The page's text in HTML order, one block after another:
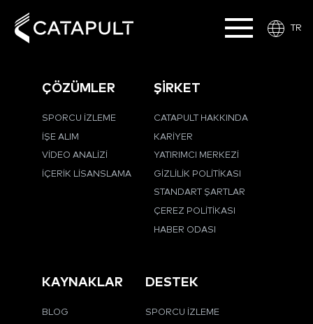
TR
ÇÖZÜMLER
SPORCU İZLEME
İŞE ALIM
VIDEO ANALIZI
İÇERIK LISANSLAMA
ŞİRKET
CATAPULT HAKKINDA
KARIYER
YATIRIMCI MERKEZI
GIZLILIK POLITIKASI
STANDART ŞARTLAR
ÇEREZ POLITIKASI
HABER ODASI
KAYNAKLAR
BLOG
DESTEK
SPORCU İZLEME